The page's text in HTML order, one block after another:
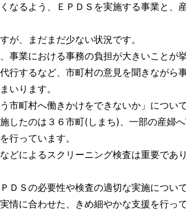
なるよう、ＥＰＤＳを実施する事業と、
が、まだまだ少ない状況です。
事業における事務の負担が大きいことが挙
行するなど、市町村の意見を聞きながら
いります。
市町村へ働きかけをできないか」について
したのは３６市町(しまち)、一部の産婦
行っています。
どによるスクリーニング検査は重要であ
ＤＳの必要性や検査の適切な実施につい
情に合わせた、きめ細やかな支援を行って